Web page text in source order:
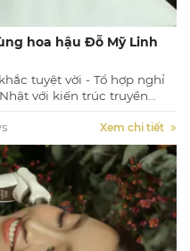
hoa hậu Đỗ Mỹ Linh
tuyệt vời - Tổ hợp nghỉ
với kiến trúc truyền
Xem chi tiết